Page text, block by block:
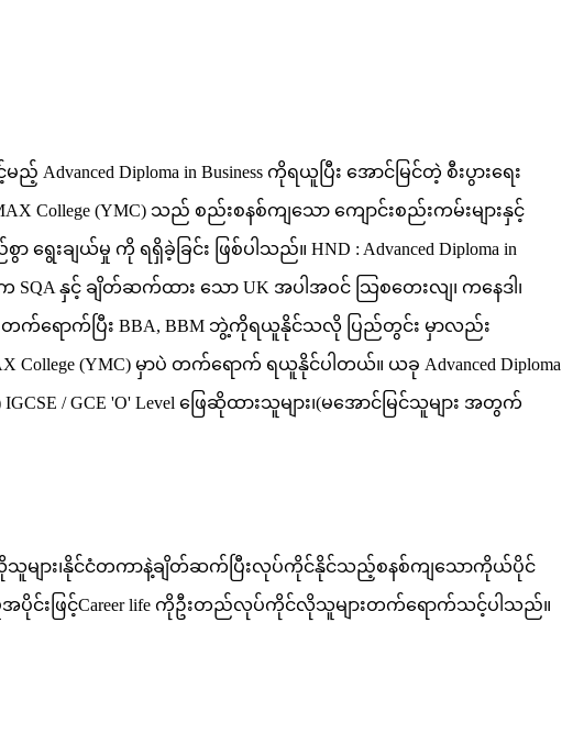
Diploma in Business ကိုရယူပြီး အောင်မြင်တဲ့ စီးပွားရေး
(YMC) သည် စည်းစနစ်ကျသော ကျောင်းစည်းကမ်းများနှင့်
ချယ်မှု ကို ရရှိခဲ့ခြင်း ဖြစ်ပါသည်။ HND : Advanced Diploma in
SQA နှင့် ချိတ်ဆက်ထား သော UK အပါအဝင် သြစတေးလျ၊ ကနေဒါ၊
တက်ရောက်ပြီး BBA, BBM ဘွဲ့ကိုရယူနိုင်သလို ပြည်တွင်း မှာလည်း
College (YMC) မှာပဲ တက်ရောက် ရယူနိုင်ပါတယ်။ ယခု Advanced Diploma
'O' Level ဖြေဆိုထားသူများ၊(မအောင်မြင်သူများ အတွက်
သူများ၊နိုင်ငံတကာနဲ့ချိတ်ဆက်ပြီးလုပ်ကိုင်နိုင်သည့်စနစ်ကျသောကိုယ်ပိုင်
မံခန့်ခွဲ မှုအပိုင်းဖြင့်Career life ကိုဦးတည်လုပ်ကိုင်လိုသူများတက်ရောက်သင့်ပါသည်။